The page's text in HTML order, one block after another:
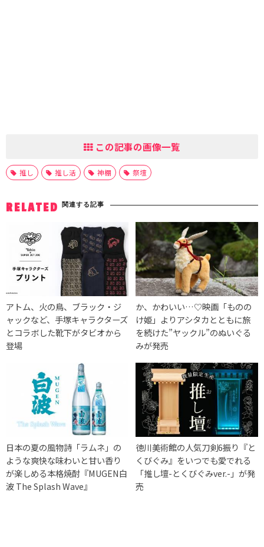
この記事の画像一覧
推し 推し活 神棚 祭壇
RELATED 関連する記事
アトム、火の鳥、ブラック・ジ
ャックなど、手塚キャラクターズ
とコラボした靴下がタビオから
登場
か、かわいい…♡映画「ものの
け姫」よりアシタカとともに旅
を続けた”ヤックル”のぬいぐる
みが発売
日本の夏の風物詩「ラムネ」の
ような爽快な味わいと甘い香り
が楽しめる本格焼酎『MUGEN白
波 The Splash Wave』
徳川美術館の人気刀剣6振り『と
くびぐみ』をいつでも愛でれる
「推し壇-とくびぐみver.-」が発
売